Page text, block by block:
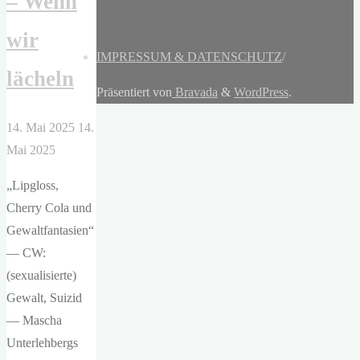
wir
lächeln
14. Mai 2025 14.
Mai 2025
„Lipgloss,
Cherry Cola und
Gewaltfantasien“
— CW:
(sexualisierte)
Gewalt, Suizid
— Mascha
Unterlehbergs
IMPRESSUM & DATENSCHUTZ/
Präsentiert von Bravada & WordPress.